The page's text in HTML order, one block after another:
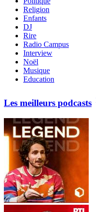
Religion
Enfants
DJ
Rire
Radio Campus
Interview
Noël
Musique
Education
Les meilleurs podcasts